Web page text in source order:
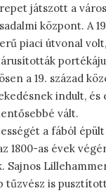
játszott a
központ. A
piaci útvonal
a 19. század
indult, és
vált.
a fából épült
1800-as évek
Sajnos
is